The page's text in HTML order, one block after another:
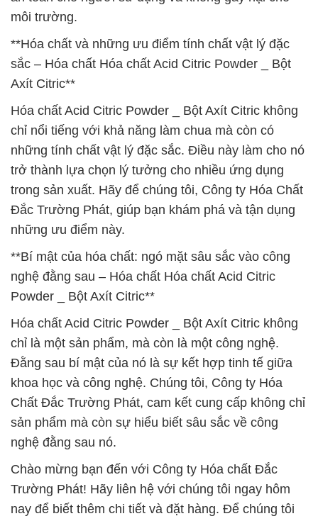
môi trường.
**Hóa chất và những ưu điểm tính chất vật lý đặc
sắc – Hóa chất Hóa chất Acid Citric Powder _ Bột
Axít Citric**
Hóa chất Acid Citric Powder _ Bột Axít Citric không
chỉ nổi tiếng với khả năng làm chua mà còn có
những tính chất vật lý đặc sắc. Điều này làm cho nó
trở thành lựa chọn lý tưởng cho nhiều ứng dụng
trong sản xuất. Hãy để chúng tôi, Công ty Hóa Chất
Đắc Trường Phát, giúp bạn khám phá và tận dụng
những ưu điểm này.
**Bí mật của hóa chất: ngó mặt sâu sắc vào công
nghệ đằng sau – Hóa chất Hóa chất Acid Citric
Powder _ Bột Axít Citric**
Hóa chất Acid Citric Powder _ Bột Axít Citric không
chỉ là một sản phẩm, mà còn là một công nghệ.
Đằng sau bí mật của nó là sự kết hợp tinh tế giữa
khoa học và công nghệ. Chúng tôi, Công ty Hóa
Chất Đắc Trường Phát, cam kết cung cấp không chỉ
sản phẩm mà còn sự hiểu biết sâu sắc về công
nghệ đằng sau nó.
Chào mừng bạn đến với Công ty Hóa chất Đắc
Trường Phát! Hãy liên hệ với chúng tôi ngay hôm
nay để biết thêm chi tiết và đặt hàng. Để chúng tôi